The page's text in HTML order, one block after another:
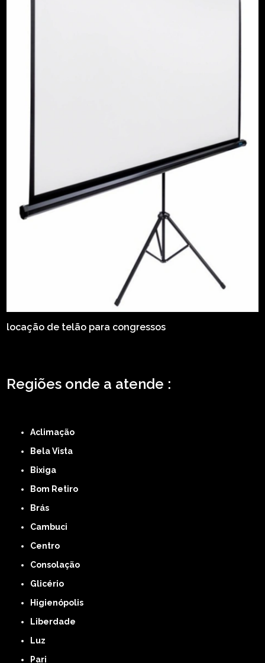
locação de telão para congressos
Regiões onde a atende :
Aclimação
Bela Vista
Bixiga
Bom Retiro
Brás
Cambuci
Centro
Consolação
Glicério
Higienópolis
Liberdade
Luz
Pari